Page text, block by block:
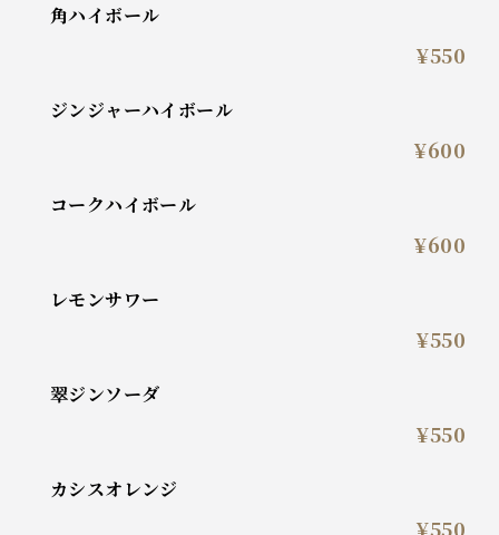
角ハイボール
¥550
ジンジャーハイボール
¥600
コークハイボール
¥600
レモンサワー
¥550
翠ジンソーダ
¥550
カシスオレンジ
¥550